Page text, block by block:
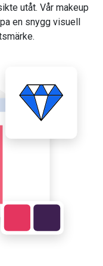
utåt. Vår makeup
en snygg visuell